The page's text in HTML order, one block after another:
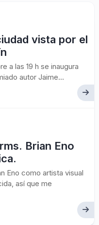
vista por el
a las 19 h se inaugura
autor Jaime...
Brian Eno
Eno como artista visual
así que me